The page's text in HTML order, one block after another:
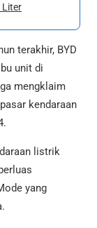
Liter
terakhir, BYD
unit di
mengklaim
kendaraan
listrik
yang